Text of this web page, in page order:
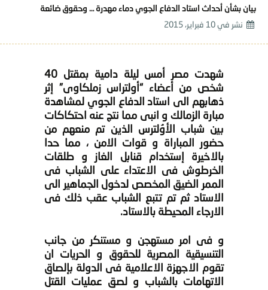
بيان بشأن أحداث استاد الدفاع الجوي دماء مهدرة … وحقوق ضائعة
نشر في 10 فبراير، 2015
شهدت مصر أمس ليلة دامية بمقتل 40
شخص من أعضاء “أولتراس زملكاوى” إثر
ذهابهم الى استاد الدفاع الجوي لمشاهدة
مبارة الزمالك و انبى مما نتج عنه احتكاكات
بين شباب الأوُلترس الذين تم منعهم من
حضور المباراة و قوات الامن ، مما حدا
بالاخيرة إستخدام قنابل الغاز و طلقات
الخرطوش فى الاعتداء على الشباب فى
الممر الضيق المخصص لدخول الجماهير الى
الاستاد ثم تم تتبع الشباب عقب ذلك فى
الارجاء المحيطة بالاستاد.
و فى امر مستهجن و مستنكر من جانب
التنسيقية المصرية للحقوق و الحريات ان
تقوم الاجهزة الاعلامية فى الدولة بإلصاق
الاتهامات بالشباب و لصق عمليات القتل